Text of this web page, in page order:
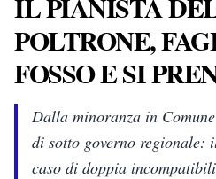
POLTRONE,
FOSSO E SI
Dalla minoranza in
di sotto governo regionale:
caso di doppia